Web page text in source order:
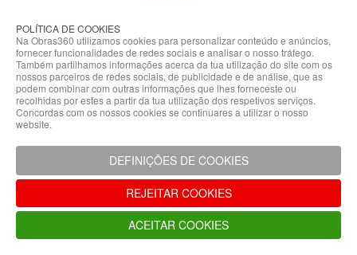
Condicionado
Acessórios
Climatização
Acessórios
Climatização
Hidráulicas
Controladores
Fixações e
Acessórios
Isolamento
para
Tubagem
POLÍTICA DE COOKIES
Na Obras360 utilizamos cookies para personalizar conteúdo e anúncios,
fornecer funcionalidades de redes sociais e analisar o nosso tráfego.
Também partilhamos informações acerca da tua utilização do site com os
nossos parceiros de redes sociais, de publicidade e de análise, que as
podem combinar com outras informações que lhes forneceste ou
recolhidas por estes a partir da tua utilização dos respetivos serviços.
Concordas com os nossos cookies se continuares a utilizar o nosso
website.
DEFINIÇÕES DE COOKIES
REJEITAR COOKIES
ACEITAR COOKIES